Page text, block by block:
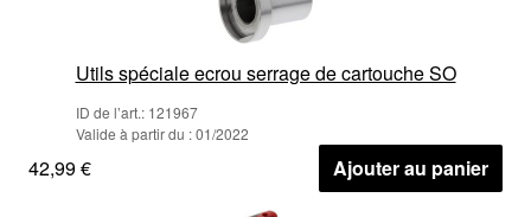
Utils spéciale ecrou serrage de cartouche SO
ID de l’art.: 121967
Valide à partir du : 01/2022
42,99 € Ajouter au panier